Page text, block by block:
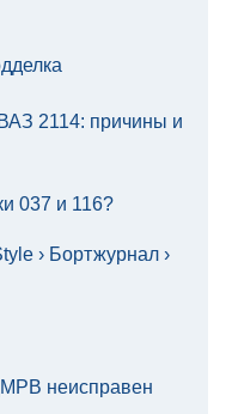
2114: причины и
037 и 116?
› Бортжурнал ›
неисправен